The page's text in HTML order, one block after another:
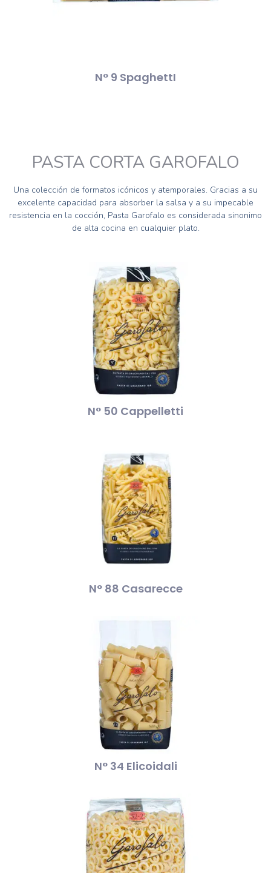
N° 9 SpaghettI
PASTA CORTA GAROFALO
Una colección de formatos icónicos y atemporales. Gracias a su
excelente capacidad para absorber la salsa y a su impecable
resistencia en la cocción, Pasta Garofalo es considerada sinonimo
de alta cocina en cualquier plato.
N° 50 Cappelletti
N° 88 Casarecce
N° 34 Elicoidali